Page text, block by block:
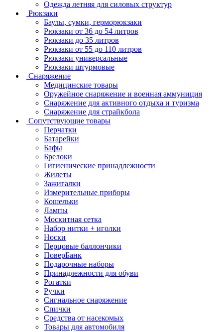
Одежда летняя для силовых структур
Рюкзаки
Баулы, сумки, герморюкзаки
Рюкзаки от 36 до 54 литров
Рюкзаки до 35 литров
Рюкзаки от 55 до 110 литров
Рюкзаки универсальные
Рюкзаки штурмовые
Снаряжение
Медицинские товары
Оружейное снаряжение и военная аммуниция
Снаряжение для активного отдыха и туризма
Снаряжение для страйкбола
Сопутствующие товары
Перчатки
Батарейки
Бафы
Брелоки
Гигиенические принадлежности
Жилеты
Зажигалки
Измерительные приборы
Кошельки
Лампы
Москитная сетка
Набор нитки + иголки
Носки
Перцовые баллончики
ПоверБанк
Подарочные наборы
Принадлежности для обуви
Рогатки
Ручки
Сигнальное снаряжение
Спички
Средства от насекомых
Товары для автомобиля